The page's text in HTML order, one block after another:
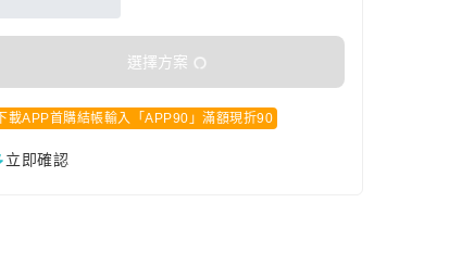
選擇方案
下載APP首購結帳輸入「APP90」滿額現折90
立即確認